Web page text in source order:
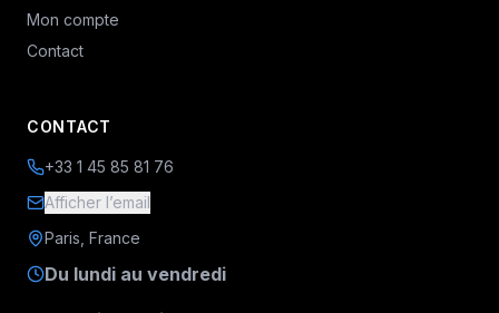
Mon compte
Contact
CONTACT
+33 1 45 85 81 76
Afficher l’email
Paris, France
Du lundi au vendredi